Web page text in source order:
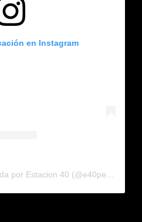
en Instagram